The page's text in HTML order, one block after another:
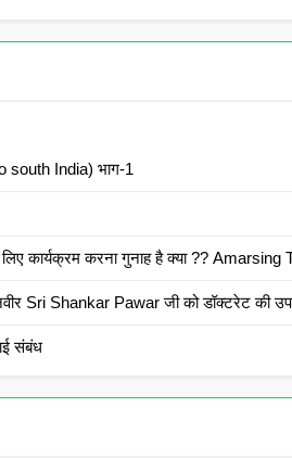
south India) भाग-1
कार्यक्रम करना गुनाह है क्या ??
Sri Shankar Pawar जी को डॉक्टरेट की
संबंध